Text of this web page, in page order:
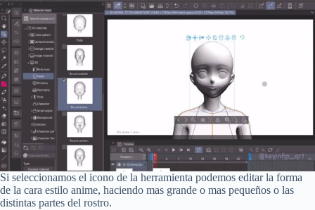
Si seleccionamos el icono de la herramienta podemos editar la forma
de la cara estilo anime, haciendo mas grande o mas pequeños o las
distintas partes del rostro.